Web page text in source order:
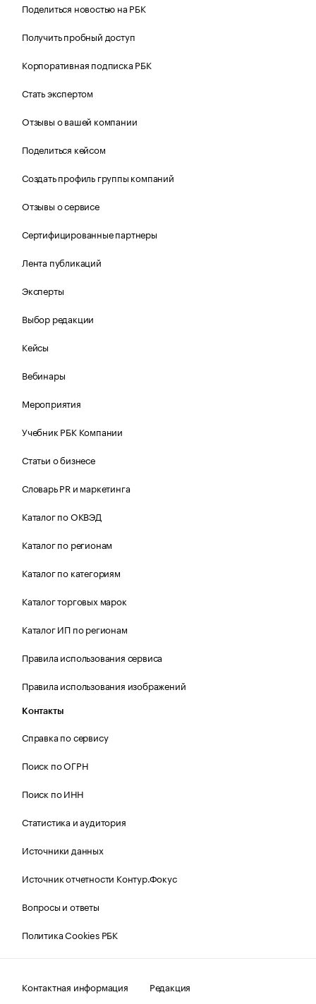
Поделиться новостью на РБК
Получить пробный доступ
Корпоративная подписка РБК
Стать экспертом
Отзывы о вашей компании
Поделиться кейсом
Создать профиль группы компаний
Отзывы о сервисе
Сертифицированные партнеры
Лента публикаций
Эксперты
Выбор редакции
Кейсы
Вебинары
Мероприятия
Учебник РБК Компании
Статьи о бизнесе
Словарь PR и маркетинга
Каталог по ОКВЭД
Каталог по регионам
Каталог по категориям
Каталог торговых марок
Каталог ИП по регионам
Правила использования сервиса
Правила использования изображений
Контакты
Справка по сервису
Поиск по ОГРН
Поиск по ИНН
Статистика и аудитория
Источники данных
Источник отчетности Контур.Фокус
Вопросы и ответы
Политика Cookies РБК
Контактная информация Редакция